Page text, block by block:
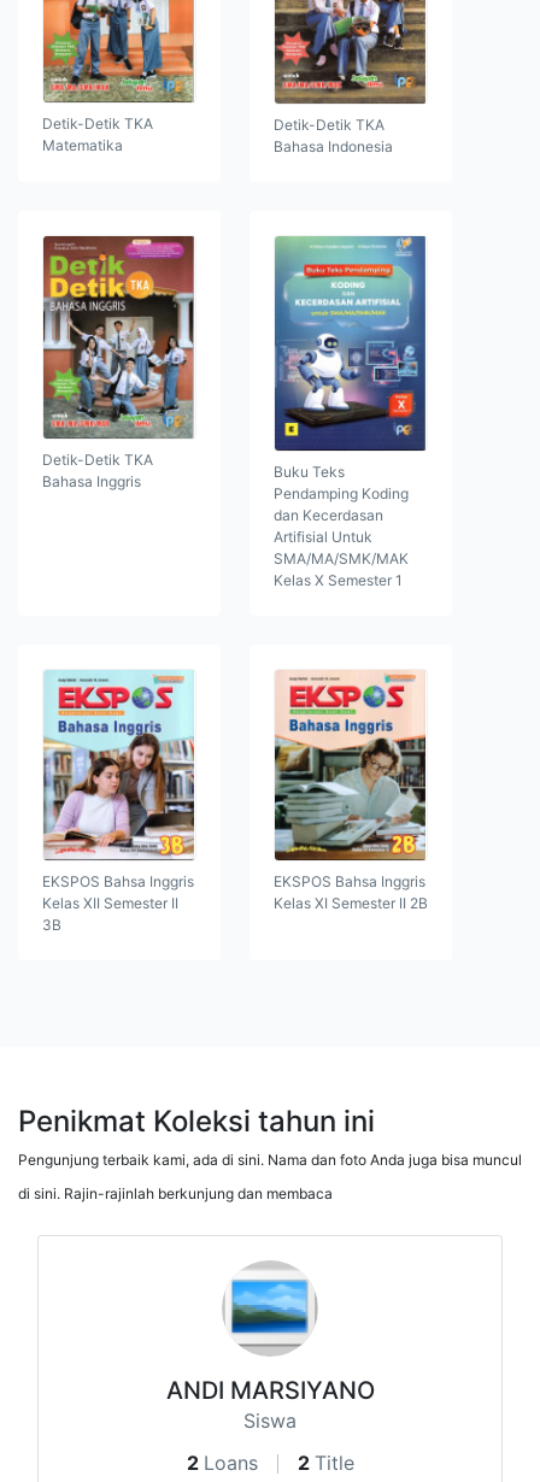
Detik-Detik TKA
Matematika
Detik-Detik TKA
Bahasa Indonesia
Detik-Detik TKA
Bahasa Inggris
Buku Teks
Pendamping Koding
dan Kecerdasan
Artifisial Untuk
SMA/MA/SMK/MAK
Kelas X Semester 1
EKSPOS Bahsa Inggris
Kelas XII Semester II
3B
EKSPOS Bahsa Inggris
Kelas XI Semester II 2B
Penikmat Koleksi tahun ini
Pengunjung terbaik kami, ada di sini. Nama dan foto Anda juga bisa muncul
di sini. Rajin-rajinlah berkunjung dan membaca
ANDI MARSIYANO
Siswa
2 Loans 2 Title